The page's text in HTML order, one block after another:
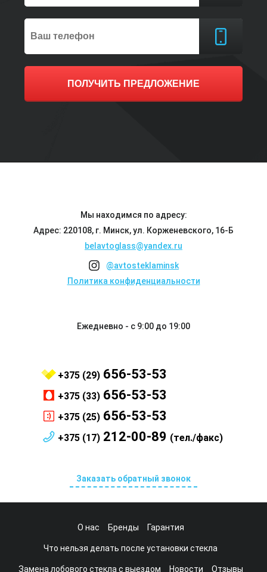
ПОЛУЧИТЬ ПРЕДЛОЖЕНИЕ
Мы находимся по адресу:
Адрес: 220108, г. Минск, ул. Корженевского, 16-Б
belavtoglass@yandex.ru
@avtosteklaminsk
Политика конфиденциальности
Ежедневно - с 9:00 до 19:00
+375 (29) 656-53-53
+375 (33) 656-53-53
+375 (25) 656-53-53
+375 (17) 212-00-89 (тел./факс)
Заказать обратный звонок
О нас Бренды Гарантия
Что нельзя делать после установки стекла
Замена лобового стекла с выездом Новости Отзывы